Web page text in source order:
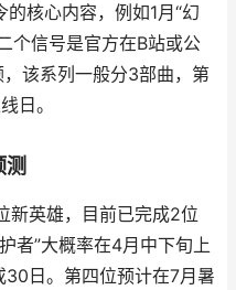
核心内容，例如1月“幻
个信号是官方在B站或公
，该系列一般分3部曲，第
日。
新英雄，目前已完成2位
者”大概率在4月中下旬上
日。第四位预计在7月暑